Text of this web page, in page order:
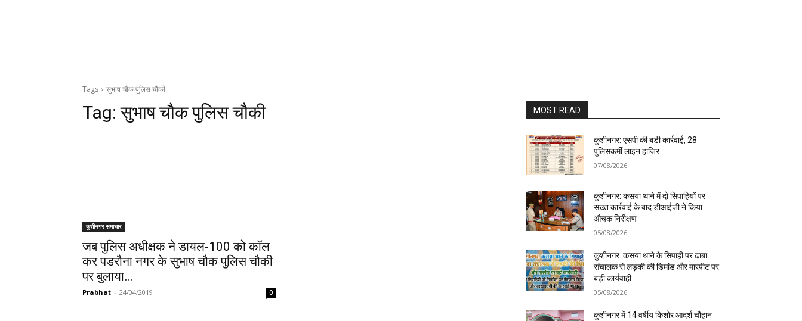
Tags सुभाष चौक पुलिस चौकी
Tag:सुभाष चौक पुलिस चौकी
कुशीनगर समाचार
जब पुलिस अधीक्षक ने डायल-100 को कॉल
कर पडरौना नगर के सुभाष चौक पुलिस चौकी
पर बुलाया…
Prabhat - 24/04/2019 0
MOST READ
कुशीनगर: एसपी की बड़ी कार्रवाई, 28
पुलिसकर्मी लाइन हाजिर
07/08/2026
कुशीनगर: कसया थाने में दो सिपाहियों पर
सख्त कार्रवाई के बाद डीआईजी ने किया
औचक निरीक्षण
05/08/2026
कुशीनगर: कसया थाने के सिपाही पर ढाबा
संचालक से लड़की की डिमांड और मारपीट पर
बड़ी कार्यवाही
05/08/2026
कुशीनगर में 14 वर्षीय किशोर आदर्श चौहान